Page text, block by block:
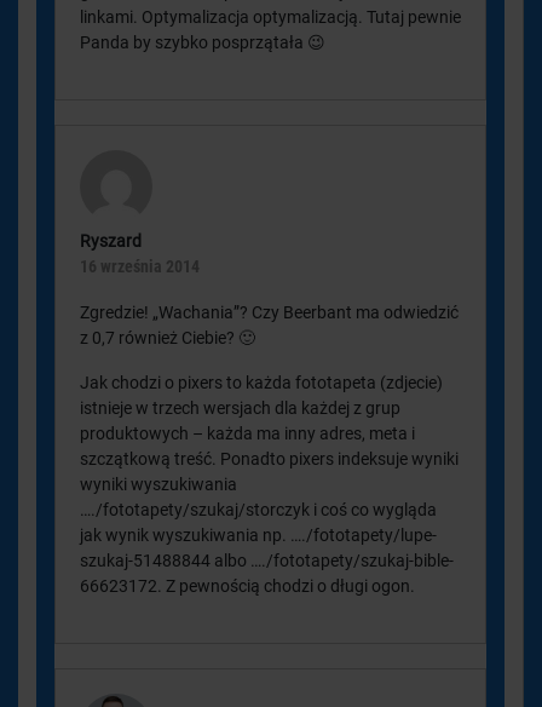
linkami. Optymalizacja optymalizacją. Tutaj pewnie
Panda by szybko posprzątała 😉
Ryszard
16 września 2014
Zgredzie! „Wachania”? Czy Beerbant ma odwiedzić
z 0,7 również Ciebie? 🙂
Jak chodzi o pixers to każda fototapeta (zdjecie)
istnieje w trzech wersjach dla każdej z grup
produktowych – każda ma inny adres, meta i
szczątkową treść. Ponadto pixers indeksuje wyniki
wyniki wyszukiwania
…./fototapety/szukaj/storczyk i coś co wygląda
jak wynik wyszukiwania np. …./fototapety/lupe-
szukaj-51488844 albo …./fototapety/szukaj-bible-
66623172. Z pewnością chodzi o długi ogon.